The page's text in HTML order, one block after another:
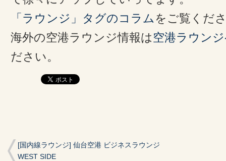
「ラウンジ」タグのコラムをご覧くだ
海外の空港ラウンジ情報は空港ラウン
ださい。
[国内線ラウンジ] 仙台空港 ビジネスラウンジ
WEST SIDE